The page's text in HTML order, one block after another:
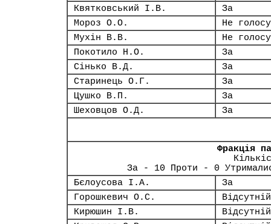
Квятковський І.В.
За
Мороз О.О.
Не
Мухін В.В.
Не
Покотило Н.О.
За
Сінько В.Д.
За
Старинець О.Г.
За
Цушко В.П.
За
Шеховцов О.Д.
За
Фракція
За - 10 Проти - 0
Бєлоусова І.А.
За
Горошкевич О.С.
Відсутній
Кирюшин І.В.
Відсутній